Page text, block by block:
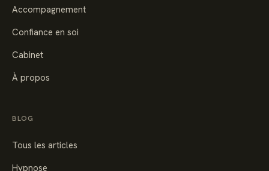
Accompagnement
Confiance en soi
Cabinet
À propos
BLOG
Tous les articles
Hypnose